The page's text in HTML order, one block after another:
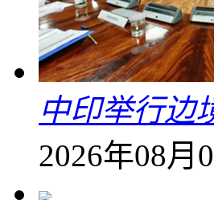
中印举行边
2026年08月